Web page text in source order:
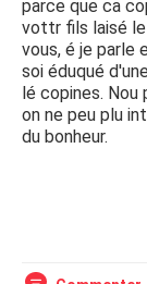
parce que ca
vottr fils laisé le
vous, é je parle
soi éduqué
lé copines. Nou
on ne peu plu
du bonheur.